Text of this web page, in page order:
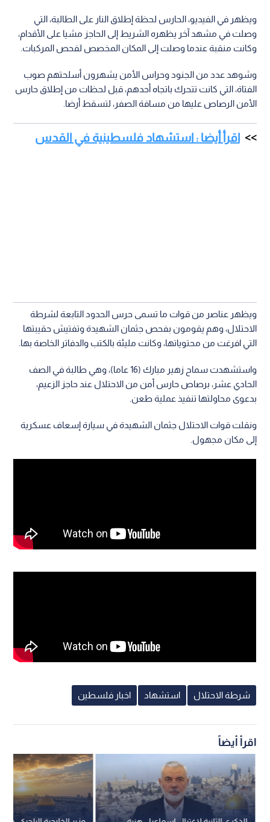
ويظهر في الفيديو، الحارس لحظة إطلاق النار على الطالبة، التي
وصلت في مشهد آخر يظهره الشريط إلى الحاجز مشيا على الأقدام،
وكانت منقبة عندما وصلت إلى المكان المخصص لفحص المركبات.
وشوهد عدد من الجنود وحراس الأمن يشهرون أسلحتهم صوب
الفتاة، التي كانت تتحرك باتجاه أحدهم، قبل لحظات من إطلاق حارس
الأمن الرصاص عليها من مسافة الصفر، لتسقط أرضا.
اقرأ أيضا : استشهاد فلسطينية في القدس
ويظهر عناصر من قوات ما تسمى حرس الحدود التابعة لشرطة
الاحتلال، وهم يقومون بفحص جثمان الشهيدة وتفتيش حقيبتها
التي افرغت من محتوياتها، وكانت مليئة بالكتب والدفاتر الخاصة بها.
واستشهدت سماح زهير مبارك (16 عاما)، وهي طالبة في الصف
الحادي عشر، برصاص حارس أمن من الاحتلال عند حاجز الزعيم،
بدعوى محاولتها تنفيذ عملية طعن.
ونقلت قوات الاحتلال جثمان الشهيدة في سيارة إسعاف عسكرية
إلى مكان مجهول.
شرطة الاحتلال استشهاد اخبار فلسطين
اقرأ أيضاً